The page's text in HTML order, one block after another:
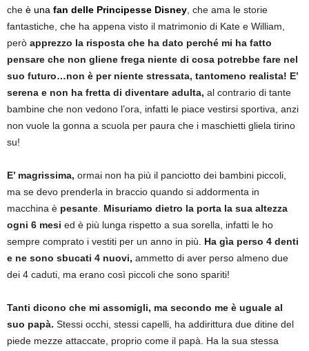
che è una fan delle Principesse Disney, che ama le storie
fantastiche, che ha appena visto il matrimonio di Kate e William,
però apprezzo la risposta che ha dato perché mi ha fatto
pensare che non gliene frega niente di cosa potrebbe fare nel
suo futuro…non è per niente stressata, tantomeno realista! E’
serena e non ha fretta di diventare adulta, al contrario di tante
bambine che non vedono l’ora, infatti le piace vestirsi sportiva, anzi
non vuole la gonna a scuola per paura che i maschietti gliela tirino
su!
E’ magrissima, ormai non ha più il panciotto dei bambini piccoli,
ma se devo prenderla in braccio quando si addormenta in
macchina è pesante. Misuriamo dietro la porta la sua altezza
ogni 6 mesi ed è più lunga rispetto a sua sorella, infatti le ho
sempre comprato i vestiti per un anno in più. Ha gìa perso 4 denti
e ne sono sbucati 4 nuovi, ammetto di aver perso almeno due
dei 4 caduti, ma erano così piccoli che sono spariti!
Tanti dicono che mi assomigli, ma secondo me è uguale al
suo papà. Stessi occhi, stessi capelli, ha addirittura due ditine del
piede mezze attaccate, proprio come il papà. Ha la sua stessa